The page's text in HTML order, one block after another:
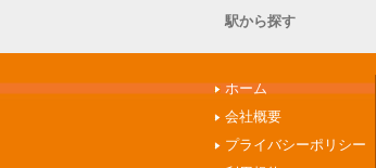
駅から探す
ホーム
会社概要
プライバシーポリシー